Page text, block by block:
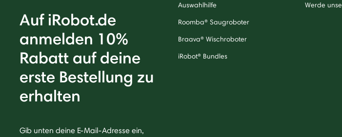
Auf iRobot.de
anmelden 10%
Rabatt auf deine
erste Bestellung zu
erhalten
Gib unten deine E-Mail-Adresse ein,
Auswahlhilfe
Roomba® Saugroboter
Braava® Wischroboter
iRobot® Bundles
Werde